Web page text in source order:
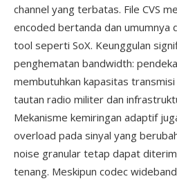
channel yang terbatas. File CVS
encoded bertanda dan umumnya
tool seperti SoX. Keunggulan
penghematan bandwidth:
membutuhkan kapasitas
tautan radio militer dan
Mekanisme kemiringan adaptif
overload pada sinyal yang
noise granular tetap dapat
tenang. Meskipun codec